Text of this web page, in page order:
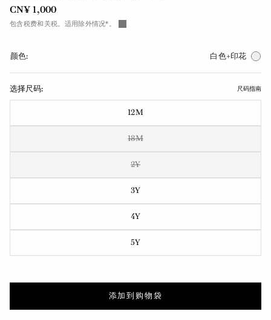
CN¥ 1,000
包含税费和关税。适用除外情况*。
颜色: 白色+印花
选择尺码: 尺码指南
12M
18M
2Y
3Y
4Y
5Y
添加到购物袋